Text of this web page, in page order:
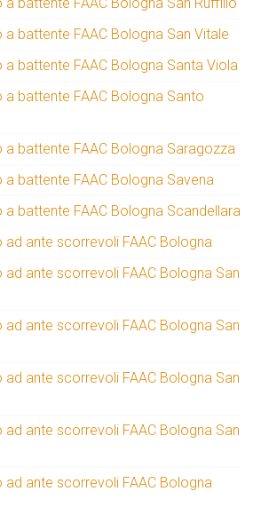
a battente FAAC Bologna San Ruffillo
a battente FAAC Bologna San Vitale
a battente FAAC Bologna Santa Viola
a battente FAAC Bologna Santo
a battente FAAC Bologna Saragozza
a battente FAAC Bologna Savena
a battente FAAC Bologna Scandellara
ad ante scorrevoli FAAC Bologna
ad ante scorrevoli FAAC Bologna San
ad ante scorrevoli FAAC Bologna San
ad ante scorrevoli FAAC Bologna San
ad ante scorrevoli FAAC Bologna San
ad ante scorrevoli FAAC Bologna